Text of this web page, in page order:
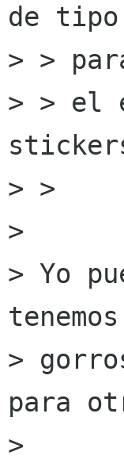
de tipo
> >
> > el
> >
>
> Yo
>
para
>